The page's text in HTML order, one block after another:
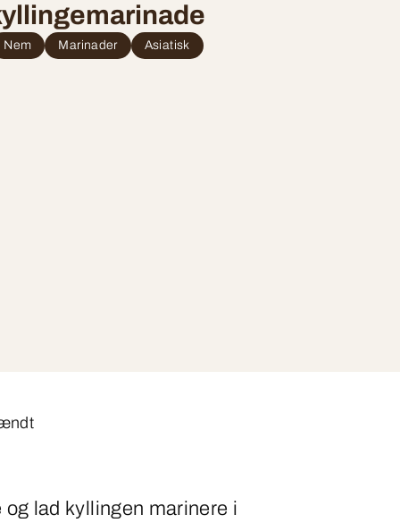
Nem Marinader Asiatisk
lad kyllingen marinere i